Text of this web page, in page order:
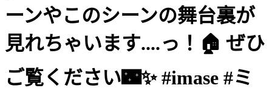
ーンやこのシーンの舞台裏が
見れちゃいます....っ！🏠 ぜひ
ご覧ください🌃✨ #imase #ミ